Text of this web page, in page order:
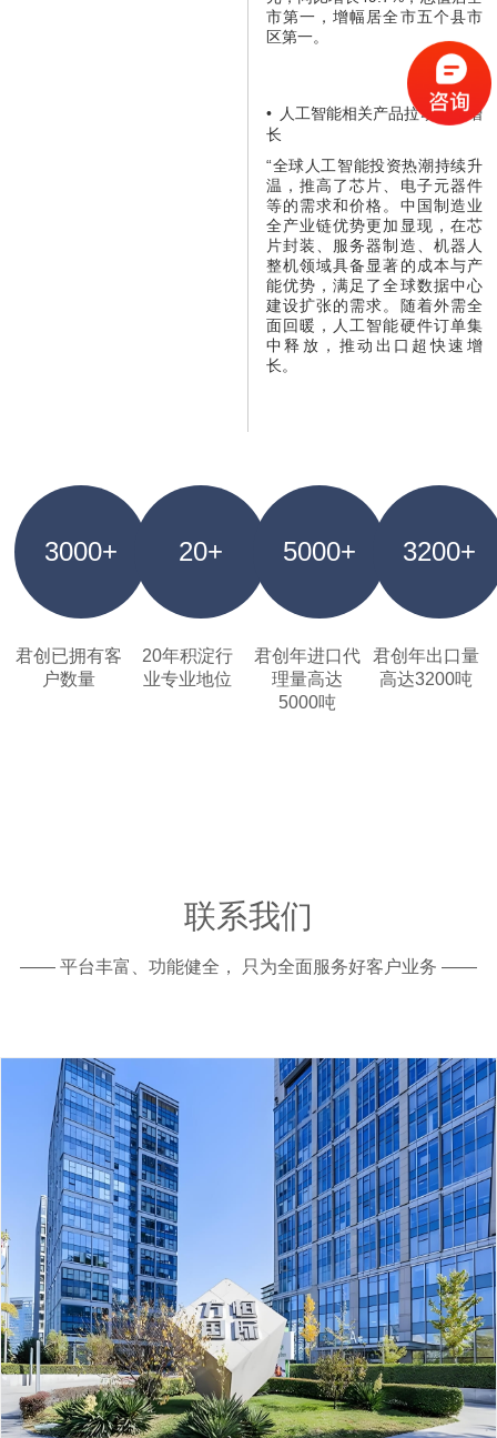
市第一，增幅居全市五个县市
区第一。
•
人工智能相关产品拉动外贸增
长
“全球人工智能投资热潮持续升
温，推高了芯片、电子元器件
等的需求和价格。中国制造业
全产业链优势更加显现，在芯
片封装、服务器制造、机器人
整机领域具备显著的成本与产
能优势，满足了全球数据中心
建设扩张的需求。随着外需全
面回暖，人工智能硬件订单集
中释放，推动出口超快速增
长。
3000+
君创已拥有客
户数量
20+
20年积淀行
业专业地位
5000+
君创年进口代
理量高达
5000吨
3200+
君创年出口量
高达3200吨
联系我们
—— 平台丰富、功能健全， 只为全面服务好客户业务 ——